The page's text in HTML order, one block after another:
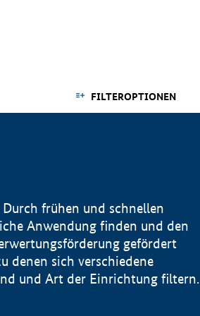
FILTEROPTIONEN
frühen und schnellen
Anwendung finden und den
gefördert
denen sich verschiedene
und Art der Einrichtung filtern.